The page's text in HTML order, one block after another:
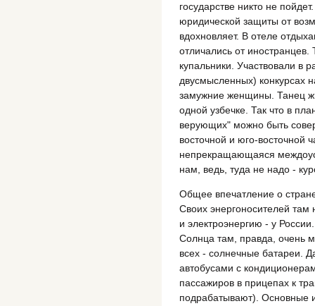
государстве никто не
юридической защиты от
вдохновляет. В отеле
отличались от
купальники. Участвовали в
двусмысленных) конкурсах
замужние женщины. Танец
одной узбечке. Так что в
верующих" можно быть
восточной и юго-восточной
непрекращающаяся
нам, ведь, туда не надо -
Общее впечатление о
Своих энергоносителей там
и электроэнергию - у
Солнца там, правда, очень
всех - солнечные батареи.
автобусами с
пассажиров в прицепах к
подрабатывают). Основные